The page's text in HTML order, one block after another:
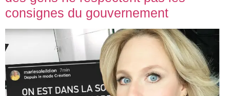
consignes du gouvernement